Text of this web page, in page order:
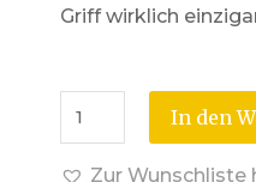
Griff wirklich
In den
Zur Wunschliste